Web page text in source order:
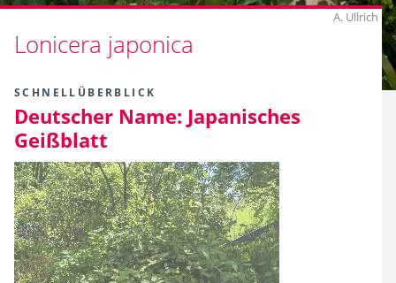
Lonicera japonica
A. Ullrich
SCHNELLÜBERBLICK
Deutscher Name: Japanisches
Geißblatt